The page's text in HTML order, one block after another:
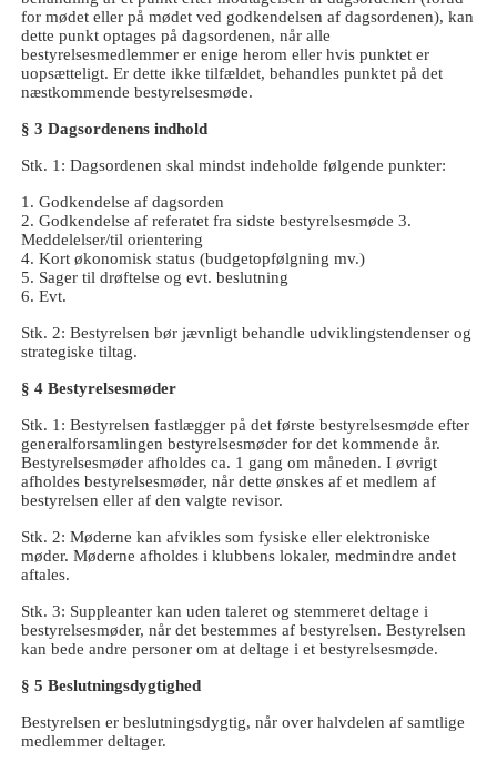
for mødet eller på mødet ved godkendelsen af dagsordenen), kan
dette punkt optages på dagsordenen, når alle
bestyrelsesmedlemmer er enige herom eller hvis punktet er
uopsætteligt. Er dette ikke tilfældet, behandles punktet på det
næstkommende bestyrelsesmøde.
§ 3 Dagsordenens indhold
Stk. 1: Dagsordenen skal mindst indeholde følgende punkter:
1. Godkendelse af dagsorden
2. Godkendelse af referatet fra sidste bestyrelsesmøde 3.
Meddelelser/til orientering
4. Kort økonomisk status (budgetopfølgning mv.)
5. Sager til drøftelse og evt. beslutning
6. Evt.
Stk. 2: Bestyrelsen bør jævnligt behandle udviklingstendenser og
strategiske tiltag.
§ 4 Bestyrelsesmøder
Stk. 1: Bestyrelsen fastlægger på det første bestyrelsesmøde efter
generalforsamlingen bestyrelsesmøder for det kommende år.
Bestyrelsesmøder afholdes ca. 1 gang om måneden. I øvrigt
afholdes bestyrelsesmøder, når dette ønskes af et medlem af
bestyrelsen eller af den valgte revisor.
Stk. 2: Møderne kan afvikles som fysiske eller elektroniske
møder. Møderne afholdes i klubbens lokaler, medmindre andet
aftales.
Stk. 3: Suppleanter kan uden taleret og stemmeret deltage i
bestyrelsesmøder, når det bestemmes af bestyrelsen. Bestyrelsen
kan bede andre personer om at deltage i et bestyrelsesmøde.
§ 5 Beslutningsdygtighed
Bestyrelsen er beslutningsdygtig, når over halvdelen af samtlige
medlemmer deltager.